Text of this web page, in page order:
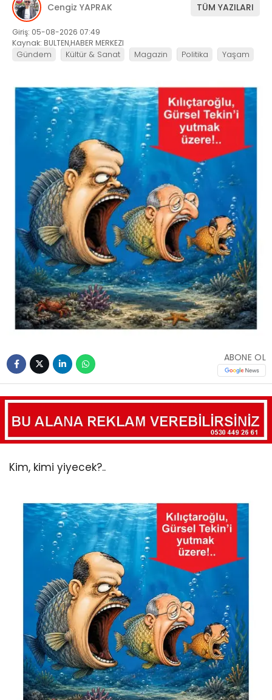
Cengiz YAPRAK TÜM YAZILARI
Giriş: 05-08-2026 07:49
Kaynak: BULTEN,HABER MERKEZI
Gündem Kültür & Sanat Magazin Politika Yaşam
ABONE OL
Kim, kimi yiyecek?..